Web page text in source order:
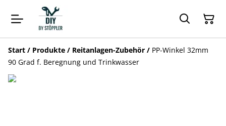
Start / Produkte / Reitanlagen-Zubehör / PP-Winkel 32mm
90 Grad f. Beregnung und Trinkwasser